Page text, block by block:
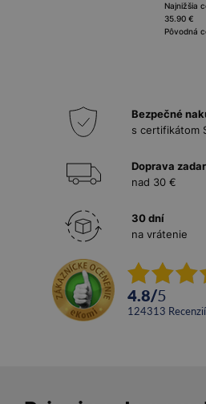
Najnižšia
35.90 €
Pôvodná
Bezpečné
s certifikátom
Doprava
nad 30 €
30 dní
na vrátenie
4.8/5
124313 recenzií